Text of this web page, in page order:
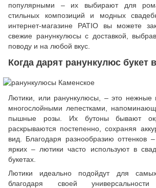
популярными – их выбирают для
стильных композиций и модных
интернет-магазине PATIO вы можете
свежие ранункулюсы с доставкой,
поводу и на любой вкус.
Когда дарят ранункулюс букет
Лютики, или ранункулюсы, – это нежные
многослойными лепестками,
пышные розы. Их бутоны бывают
раскрываются постепенно, сохраняя
вид. Благодаря разнообразию оттенков
ярких – лютики часто используют в
букетах.
Лютики идеально подойдут для
благодаря своей